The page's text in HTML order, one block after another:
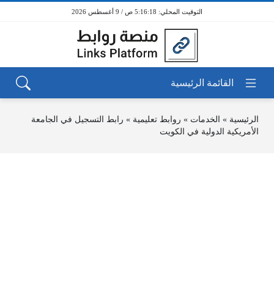
5:16:18 ص / 9 أغسطس 2026
الرئيسية » الخدمات » روابط تعليمية » رابط التسجيل في الجامعة
الأمريكية الدولية في الكويت